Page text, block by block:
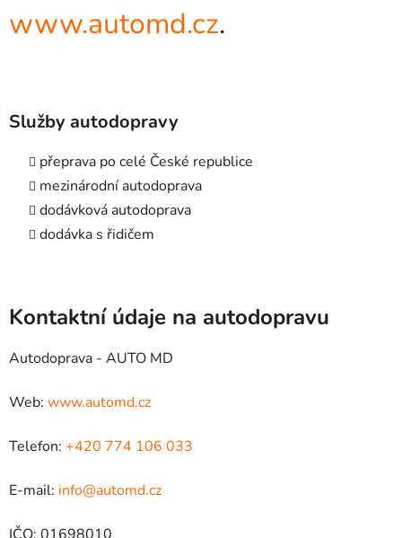
www.automd.cz.
Služby autodopravy
přeprava po celé České republice
mezinárodní autodoprava
dodávková autodoprava
dodávka s řidičem
Kontaktní údaje na autodopravu
Autodoprava - AUTO MD
Web: www.automd.cz
Telefon: +420 774 106 033
E-mail: info@automd.cz
IČO: 01698010